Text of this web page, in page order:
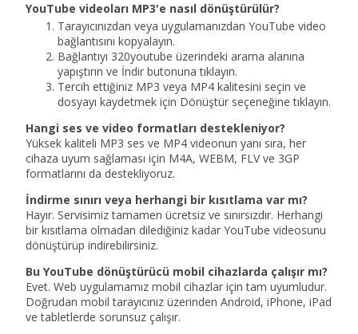
YouTube videoları MP3'e nasıl dönüştürülür?
Tarayıcınızdan veya uygulamanızdan YouTube video
bağlantısını kopyalayın.
Bağlantıyı 320youtube üzerindeki arama alanına
yapıştırın ve İndir butonuna tıklayın.
Tercih ettiğiniz MP3 veya MP4 kalitesini seçin ve
dosyayı kaydetmek için Dönüştür seçeneğine tıklayın.
Hangi ses ve video formatları destekleniyor?
Yüksek kaliteli MP3 ses ve MP4 videonun yanı sıra, her
cihaza uyum sağlaması için M4A, WEBM, FLV ve 3GP
formatlarını da destekliyoruz.
İndirme sınırı veya herhangi bir kısıtlama var mı?
Hayır. Servisimiz tamamen ücretsiz ve sınırsızdır. Herhangi
bir kısıtlama olmadan dilediğiniz kadar YouTube videosunu
dönüştürüp indirebilirsiniz.
Bu YouTube dönüştürücü mobil cihazlarda çalışır mı?
Evet. Web uygulamamız mobil cihazlar için tam uyumludur.
Doğrudan mobil tarayıcınız üzerinden Android, iPhone, iPad
ve tabletlerde sorunsuz çalışır.